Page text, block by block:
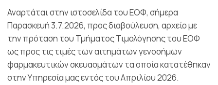
Αναρτάται στην ιστοσελίδα του ΕΟΦ, σήμερα
Παρασκευή 3.7.2026, προς διαβούλευση, αρχείο με
την πρόταση του Τμήματος Τιμολόγησης του ΕΟΦ
ως προς τις τιμές των αιτημάτων γενοσήμων
φαρμακευτικών σκευασμάτων τα οποία κατατέθηκαν
στην Υπηρεσία μας εντός του Απριλίου 2026.